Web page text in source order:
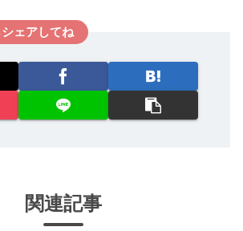
ェアしてね
関連記事